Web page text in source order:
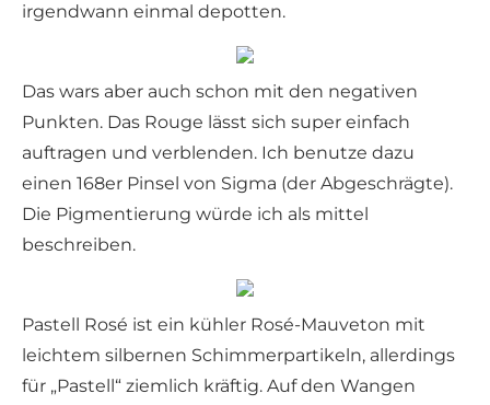
irgendwann einmal depotten.
Das wars aber auch schon mit den negativen
Punkten. Das Rouge lässt sich super einfach
auftragen und verblenden. Ich benutze dazu
einen 168er Pinsel von Sigma (der Abgeschrägte).
Die Pigmentierung würde ich als mittel
beschreiben.
Pastell Rosé ist ein kühler Rosé-Mauveton mit
leichtem silbernen Schimmerpartikeln, allerdings
für „Pastell“ ziemlich kräftig. Auf den Wangen